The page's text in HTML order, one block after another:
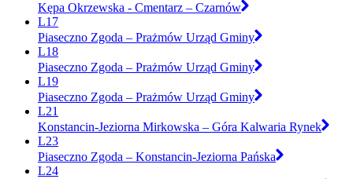
Kępa Okrzewska - Cmentarz – Czarnów
L17
Piaseczno Zgoda – Prażmów Urząd Gminy
L18
Piaseczno Zgoda – Prażmów Urząd Gminy
L19
Piaseczno Zgoda – Prażmów Urząd Gminy
L21
Konstancin-Jeziorna Mirkowska – Góra Kalwaria Rynek
L23
Piaseczno Zgoda – Konstancin-Jeziorna Pańska
L24